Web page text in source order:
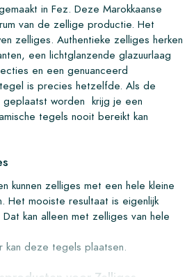
in Fez. Deze Marokkaanse
van de zellige productie. Het
zelliges. Authentieke zelliges herken
een lichtglanzende glazuurlaag
en een genuanceerd
is precies hetzelfde. Als de
worden krijg je een
tegels nooit bereikt kan
kunnen zelliges met een hele kleine
Het mooiste resultaat is eigenlijk
kan alleen met zelliges van hele
deze tegels plaatsen.